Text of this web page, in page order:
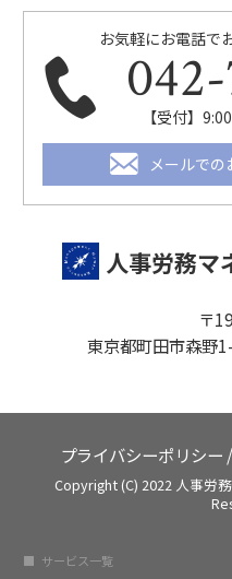
お気軽にお電話で
【受付】
メールでの
人事労務マ
〒
東京都町田市森野
プライバシーポリシー /
Copyright (C) 2022 人事労
サービス一覧